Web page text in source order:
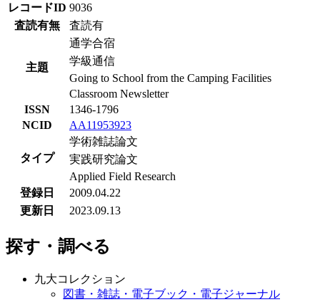
レコードID 9036
査読有無
査読有
主題
通学合宿
学級通信
Going to School from the Camping Facilities
Classroom Newsletter
ISSN
1346-1796
NCID
AA11953923
タイプ
学術雑誌論文
実践研究論文
Applied Field Research
登録日
2009.04.22
更新日
2023.09.13
探す・調べる
九大コレクション
図書・雑誌・電子ブック・電子ジャーナル